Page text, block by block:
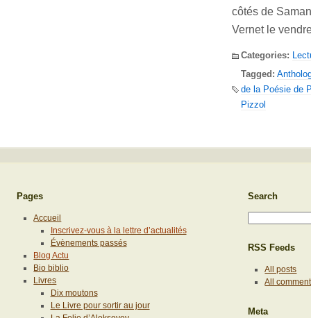
côtés de
Vernet le
Categories:
Tagged:
de la Poésie de
Pizzol
Pages
Accueil
Inscrivez-vous à la lettre d’actualités
Évènements passés
Blog Actu
Bio biblio
Livres
Dix moutons
Le Livre pour sortir au jour
Search
RSS Feeds
All posts
All
Meta